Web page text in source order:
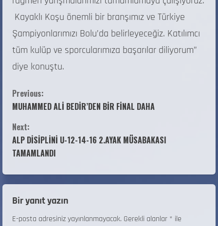
Kayaklı Koşu önemli bir branşımız ve Türkiye
Şampiyonlarımızı Bolu’da belirleyeceğiz. Katılımcı
tüm kulüp ve sporcularımıza başarılar diliyorum”
diye konuştu.
Previous:
MUHAMMED ALİ BEDİR’DEN BİR FİNAL DAHA
Next:
ALP DİSİPLİNİ U-12-14-16 2.AYAK MÜSABAKASI
TAMAMLANDI
Bir yanıt yazın
E-posta adresiniz yayınlanmayacak. Gerekli alanlar * ile